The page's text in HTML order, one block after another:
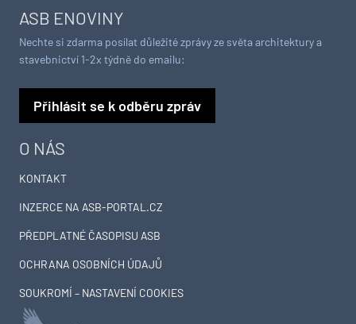
O NÁS
KONTAKT
INZERCE NA ASB-PORTAL.CZ
PŘEDPLATNÉ ČASOPISU ASB
OCHRANA OSOBNÍCH ÚDAJŮ
SOUKROMÍ – NASTAVENÍ COOKIES
ASB ENOVINY
Nechte si zdarma posílat důležité zprávy ze světa architektury a
stavebnictví 1-2x týdně do emailu:
Přihlásit se k odběru zpráv